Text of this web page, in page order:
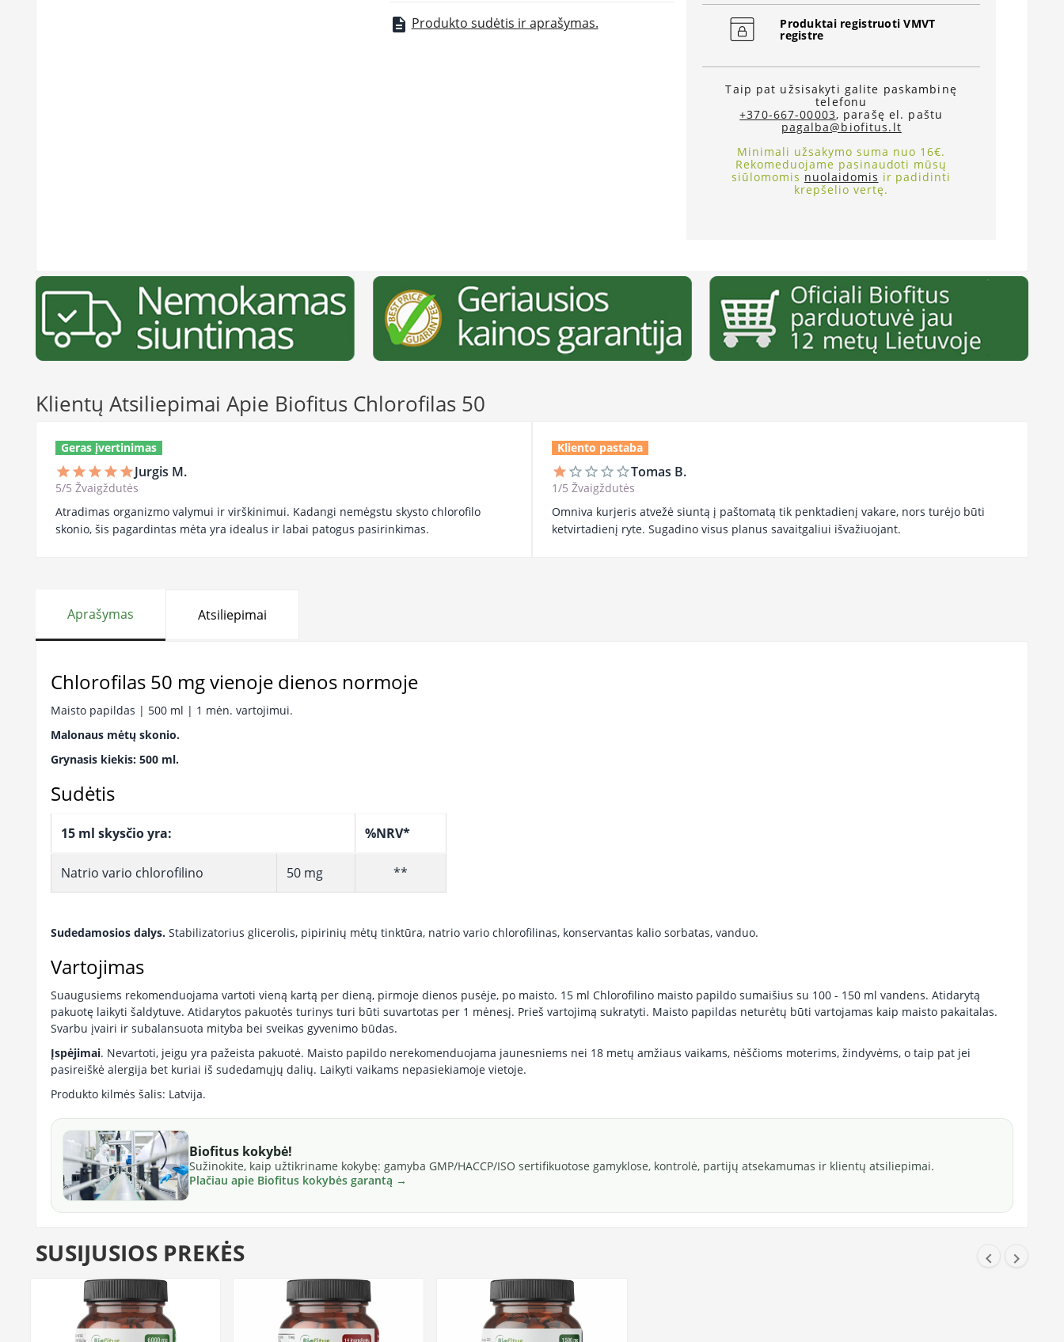
description Produkto sudėtis ir aprašymas. Produktai registruoti VMVT
registre
Taip pat užsisakyti galite paskambinę
telefonu
+370-667-00003, parašę el. paštu
pagalba@biofitus.lt
Minimali užsakymo suma nuo 16€.
Rekomeduojame pasinaudoti mūsų
siūlomomis nuolaidomis ir padidinti
krepšelio vertę.
Klientų Atsiliepimai Apie Biofitus Chlorofilas 50
Geras įvertinimas
star star star star starJurgis M.
5/5 Žvaigždutės
Atradimas organizmo valymui ir virškinimui. Kadangi nemėgstu skysto chlorofilo
skonio, šis pagardintas mėta yra idealus ir labai patogus pasirinkimas.
Kliento pastaba
star star_border star_border star_border star_borderTomas B.
1/5 Žvaigždutės
Omniva kurjeris atvežė siuntą į paštomatą tik penktadienį vakare, nors turėjo būti
ketvirtadienį ryte. Sugadino visus planus savaitgaliui išvažiuojant.
Aprašymas Atsiliepimai
Chlorofilas 50 mg vienoje dienos normoje
Maisto papildas | 500 ml | 1 mėn. vartojimui.
Malonaus mėtų skonio.
Grynasis kiekis: 500 ml.
Sudėtis
15 ml skysčio yra: %NRV*
Natrio vario chlorofilino 50 mg **
Sudedamosios dalys. Stabilizatorius glicerolis, pipirinių mėtų tinktūra, natrio vario chlorofilinas, konservantas kalio sorbatas, vanduo.
Vartojimas
Suaugusiems rekomenduojama vartoti vieną kartą per dieną, pirmoje dienos pusėje, po maisto. 15 ml Chlorofilino maisto papildo sumaišius su 100 - 150 ml vandens. Atidarytą
pakuotę laikyti šaldytuve. Atidarytos pakuotės turinys turi būti suvartotas per 1 mėnesį. Prieš vartojimą sukratyti. Maisto papildas neturėtų būti vartojamas kaip maisto pakaitalas.
Svarbu įvairi ir subalansuota mityba bei sveikas gyvenimo būdas.
Įspėjimai. Nevartoti, jeigu yra pažeista pakuotė. Maisto papildo nerekomenduojama jaunesniems nei 18 metų amžiaus vaikams, nėščioms moterims, žindyvėms, o taip pat jei
pasireiškė alergija bet kuriai iš sudedamųjų dalių. Laikyti vaikams nepasiekiamoje vietoje.
Produkto kilmės šalis: Latvija.
Biofitus kokybė!
Sužinokite, kaip užtikriname kokybę: gamyba GMP/HACCP/ISO sertifikuotose gamyklose, kontrolė, partijų atsekamumas ir klientų atsiliepimai.
Plačiau apie Biofitus kokybės garantą →
SUSIJUSIOS PREKĖS  